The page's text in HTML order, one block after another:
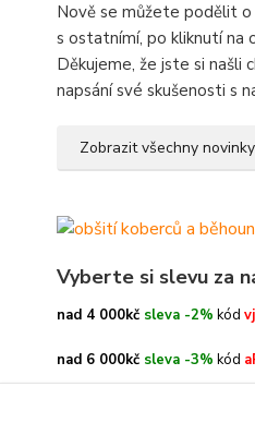
Nově se můžete podělit o
s ostatnímí, po kliknutí na
Děkujeme, že jste si našli
napsání své skušenosti s
Zobrazit všechny novinky
Vyberte si slevu za
nad 4 000kč sleva -2% kód
nad 6 000kč sleva -3% kód